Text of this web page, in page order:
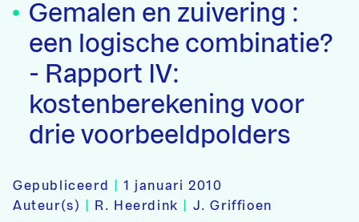
Gemalen en zuivering :
een logische combinatie?
- Rapport IV:
kostenberekening voor
drie voorbeeldpolders
Gepubliceerd |1 januari 2010
Auteur(s)
R. Heerdink
J. Griffioen